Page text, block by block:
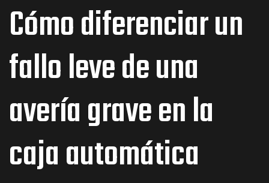
Cómo diferenciar un
fallo leve de una
avería grave en la
caja automática